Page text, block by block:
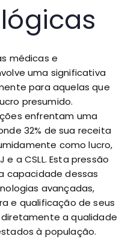
médicas e
uma significativa
para aquelas que
presumido.
enfrentam uma
32% de sua receita
como lucro,
e a CSLL. Esta pressão
capacidade dessas
avançadas,
e qualificação de seus
a qualidade
à população.